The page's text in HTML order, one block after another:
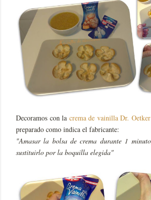
Decoramos con la crema de vainilla Dr. Oetker
preparado como indica el fabricante:
"Amasar la bolsa de crema durante 1
sustituirlo por la boquilla elegida"